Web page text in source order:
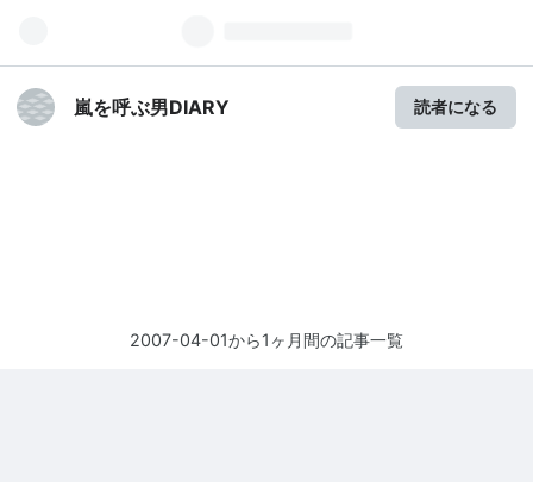
嵐を呼ぶ男DIARY 読者になる
2007-04-01から1ヶ月間の記事一覧